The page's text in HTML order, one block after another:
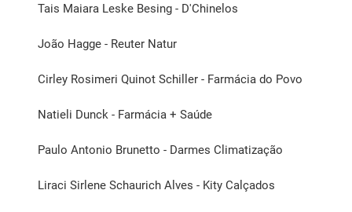
Tais Maiara Leske Besing - D'Chinelos
João Hagge - Reuter Natur
Cirley Rosimeri Quinot Schiller - Farmácia do Povo
Natieli Dunck - Farmácia + Saúde
Paulo Antonio Brunetto - Darmes Climatização
Liraci Sirlene Schaurich Alves - Kity Calçados